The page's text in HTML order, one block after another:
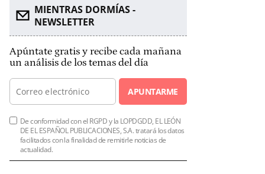
MIENTRAS DORMÍAS -
NEWSLETTER
Apúntate gratis y recibe cada mañana
un análisis de los temas del día
APUNTARME
De conformidad con el RGPD y la LOPDGDD, EL LEÓN
DE EL ESPAÑOL PUBLICACIONES, S.A. tratará los datos
facilitados con la finalidad de remitirle noticias de
actualidad.